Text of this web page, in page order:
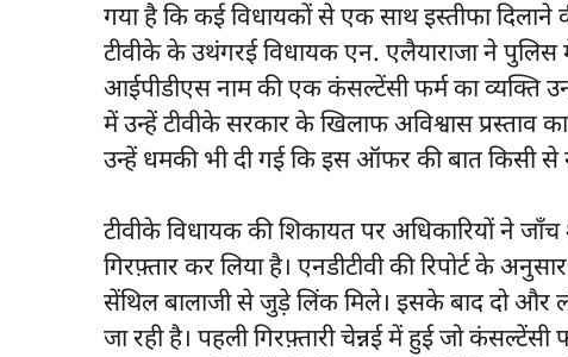
गया है कि कई विधायकों से एक साथ इस्तीफा दिलाने
टीवीके के उथंगरई विधायक एन. एलैयाराजा ने
आईपीडीएस नाम की एक कंसल्टेंसी फर्म का
में उन्हें टीवीके सरकार के खिलाफ अविश्वास प्रस्ताव
उन्हें धमकी भी दी गई कि इस ऑफर की बात किसी से
टीवीके विधायक की शिकायत पर अधिकारियों ने
गिरफ़्तार कर लिया है। एनडीटीवी की रिपोर्ट के
सेंथिल बालाजी से जुड़े लिंक मिले। इसके बाद दो और
जा रही है। पहली गिरफ़्तारी चेन्नई में हुई जो